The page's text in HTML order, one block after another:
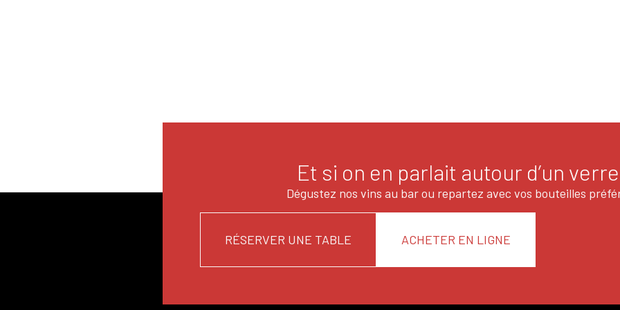
Et si on en parlait autour d’un
Dégustez nos vins au bar ou repartez avec vos bouteilles
RÉSERVER UNE TABLE ACHETER EN LIGNE